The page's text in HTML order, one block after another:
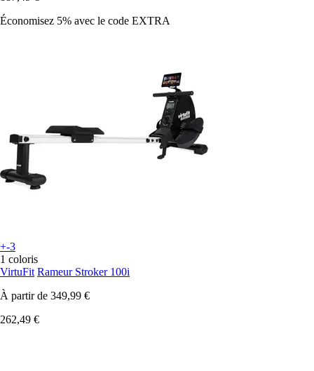
Économisez 5% avec le code EXTRA
+-3
1 coloris
VirtuFit Rameur Stroker 100i
À partir de 349,99 €
262,49 €